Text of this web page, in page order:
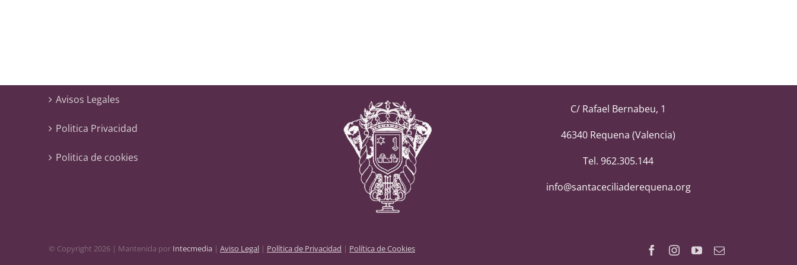
Avisos Legales
Politica Privacidad
Politica de cookies
C/ Rafael Bernabeu, 1
46340 Requena (Valencia)
Tel. 962.305.144
info@santaceciliaderequena.org
© Copyright 2026 | Mantenida por Intecmedia | Aviso Legal | Política de Privacidad | Política de Cookies FacebookInstagram
YouTubeCorreo